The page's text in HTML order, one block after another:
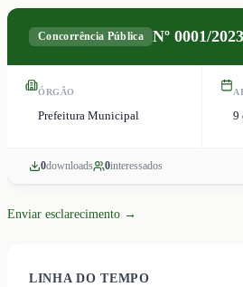
Concorrência Pública Nº0001/2023
ÓRGÃO
Prefeitura Municipal 9
0downloads 0interessados
Enviar esclarecimento →
LINHA DO TEMPO